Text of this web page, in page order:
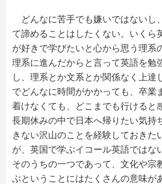
どんなに苦手でも嫌いではないし
て諦めることはしたくない。いくら
が好きで学びたいと心から思う理系
理系に進んだからと言って英語を勉
し、理系とか文系とか関係なく上達
でどんなに時間がかかっても、卒業
着けなくても、どこまでも行けると
長期休みの中で日本へ帰りたい気持
きない沢山のことを経験しておきた
が、英国で学ぶイコール英語ではな
そのうちの一つであって、文化や宗
ぶということにはたくさんの意味が